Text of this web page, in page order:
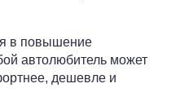
в повышение
автолюбитель может
дешевле и